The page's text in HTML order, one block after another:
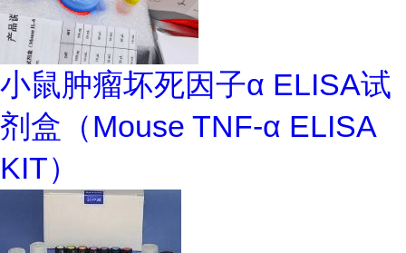
小鼠肿瘤坏死因子α ELISA试
剂盒（Mouse TNF-α ELISA
KIT）